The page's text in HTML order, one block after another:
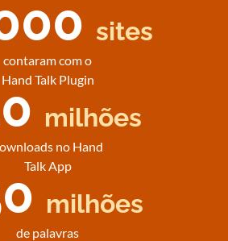
sites
contaram com o
Hand Talk Plugin
milhões
no Hand
Talk App
milhões
de palavras